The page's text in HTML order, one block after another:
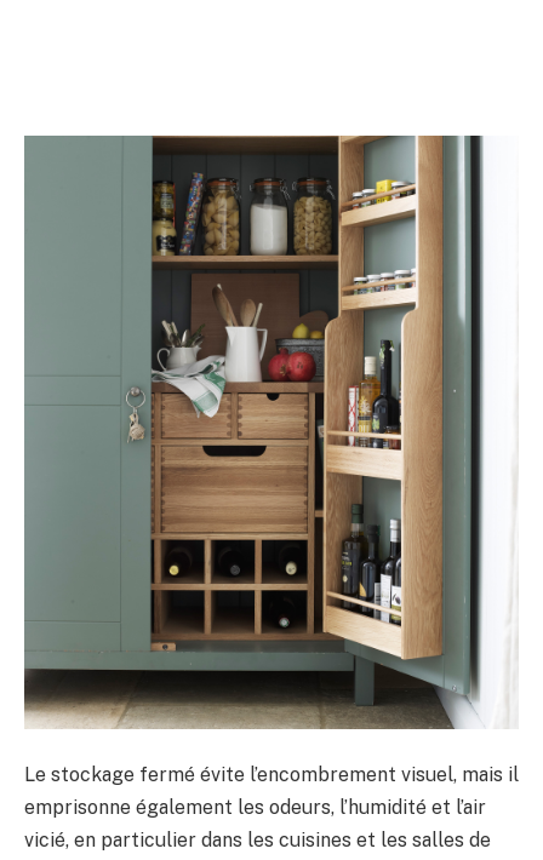
Le stockage fermé évite l’encombrement visuel, mais il
emprisonne également les odeurs, l’humidité et l’air
vicié, en particulier dans les cuisines et les salles de